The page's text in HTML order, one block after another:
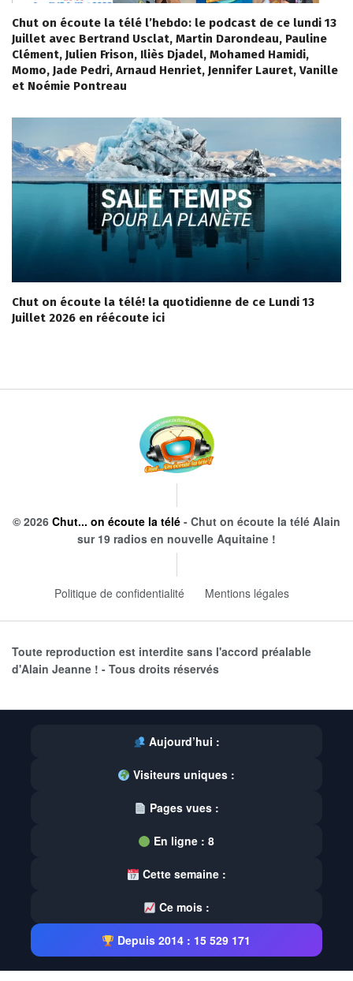
Chut on écoute la télé l’hebdo: le podcast de ce lundi 13
Juillet avec Bertrand Usclat, Martin Darondeau, Pauline
Clément, Julien Frison, Iliès Djadel, Mohamed Hamidi,
Momo, Jade Pedri, Arnaud Henriet, Jennifer Lauret, Vanille
et Noémie Pontreau
Chut on écoute la télé! la quotidienne de ce Lundi 13
Juillet 2026 en réécoute ici
© 2026 Chut... on écoute la télé - Chut on écoute la télé Alain
sur 19 radios en nouvelle Aquitaine !
Politique de confidentialité Mentions légales
Toute reproduction est interdite sans l'accord préalable
d'Alain Jeanne ! - Tous droits réservés
Aujourd’hui :
Visiteurs uniques :
Pages vues :
En ligne :8
Cette semaine :
Ce mois :
Depuis 2014 : 15 529 171